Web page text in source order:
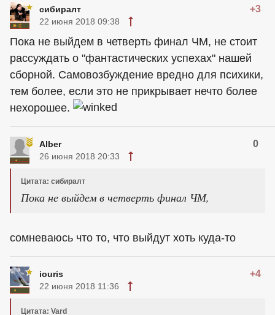
сибиралт +3
22 июня 2018 09:38
Пока не выйдем в четверть финал ЧМ, не стоит
рассуждать о "фантастических успехах" нашей
сборной. Самовозбуждение вредно для психики,
тем более, если это не прикрывает нечто более
нехорошее.
Alber 0
26 июня 2018 20:33
Цитата: сибиралт
Пока не выйдем в четверть финал ЧМ,
сомневаюсь что то, что выйдут хоть куда-то
iouris +4
22 июня 2018 11:36
Цитата: Vard